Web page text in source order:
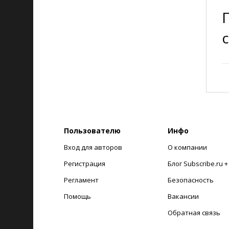
Пользователю
Вход для авторов
Регистрация
Регламент
Помощь
Инфо
О компании
Блог Subscribe.ru +
Безопасность
Вакансии
Обратная связь